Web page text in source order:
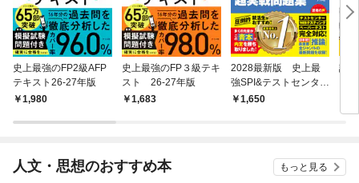
史上最強のFP2級AFP
テキスト26-27年版
1,980
史上最強のFP３級テキ
スト 26-27年版
1,683
2028最新版 史上最
強SPI&テストセンター
超実戦問題集
1,650
読
人文・思想のおすすめ本 もっと見る